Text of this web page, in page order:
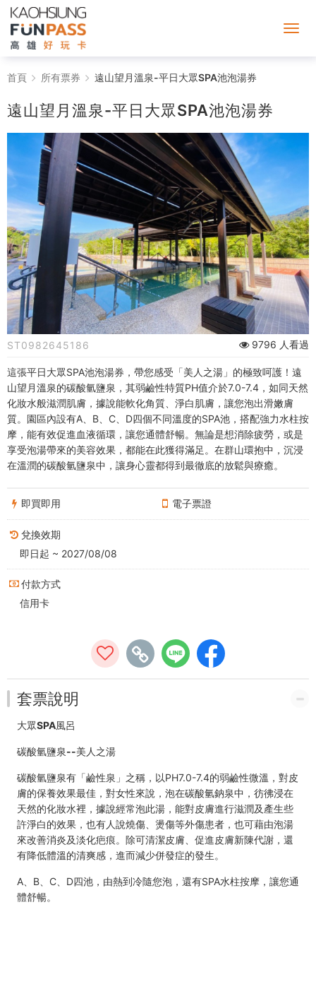
遠
山
望
月
溫
泉-
平
日
大
眾
SPA
池
泡
湯
券
高
雄
好
玩
首頁 所有票券 遠山望月溫泉-平日大眾SPA池泡湯券
遠山望月溫泉-平日大眾SPA池泡湯券
ST0982645186 9796 人看過
這張平日大眾SPA池泡湯券，帶您感受「美人之湯」的極致呵護！遠
山望月溫泉的碳酸氫鹽泉，其弱鹼性特質PH值介於7.0-7.4，如同天然
化妝水般滋潤肌膚，據說能軟化角質、淨白肌膚，讓您泡出滑嫩膚
質。園區內設有A、B、C、D四個不同溫度的SPA池，搭配強力水柱按
摩，能有效促進血液循環，讓您通體舒暢。無論是想消除疲勞，或是
享受泡湯帶來的美容效果，都能在此獲得滿足。在群山環抱中，沉浸
在溫潤的碳酸氫鹽泉中，讓身心靈都得到最徹底的放鬆與療癒。
即買即用 電子票證
兌換效期
即日起 ~ 2027/08/08
付款方式
信用卡
套票說明
大眾SPA風呂
碳酸氫鹽泉--美人之湯
碳酸氫鹽泉有「鹼性泉」之稱，以PH7.0-7.4的弱鹼性微溫，對皮
膚的保養效果最佳，對女性來說，泡在碳酸氫鈉泉中，彷彿浸在
天然的化妝水裡，據說經常泡此湯，能對皮膚進行滋潤及產生些
許淨白的效果，也有人說燒傷、燙傷等外傷患者，也可藉由泡湯
來改善消炎及淡化疤痕。除可清潔皮膚、促進皮膚新陳代謝，還
有降低體溫的清爽感，進而減少併發症的發生。
A、B、C、D四池，由熱到冷隨您泡，還有SPA水柱按摩，讓您通
體舒暢。